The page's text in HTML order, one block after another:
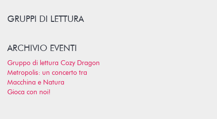
GRUPPI DI LETTURA
ARCHIVIO EVENTI
Gruppo di lettura Cozy Dragon
Metropolis: un concerto tra
Macchina e Natura
Gioca con noi!